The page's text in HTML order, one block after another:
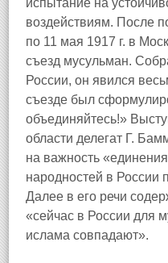
испытание на
воздействиям. После
по 11 мая 1917 г. в
съезд мусульман.
России, он явился
съезде был
объединяйтесь!»
области делегат Г.
на важность
народностей в России
Далее в его речи
«сейчас в России для
ислама совпадают».